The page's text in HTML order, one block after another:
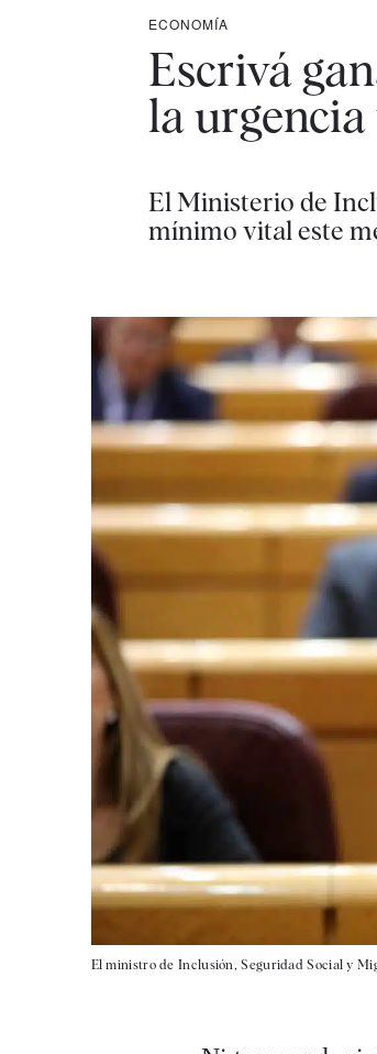
ECONOMÍA
Escrivá
la urgencia
El Ministerio de
mínimo vital este
El ministro de Inclusión, Seguridad Social y